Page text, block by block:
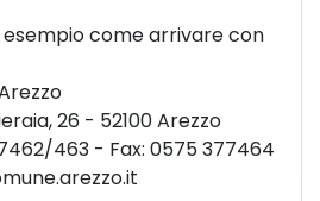
come arrivare con
26 - 52100 Arezzo
463 - Fax: 0575 377464